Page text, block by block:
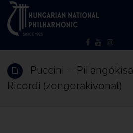
Puccini –
Ricordi (zongorakivonat)